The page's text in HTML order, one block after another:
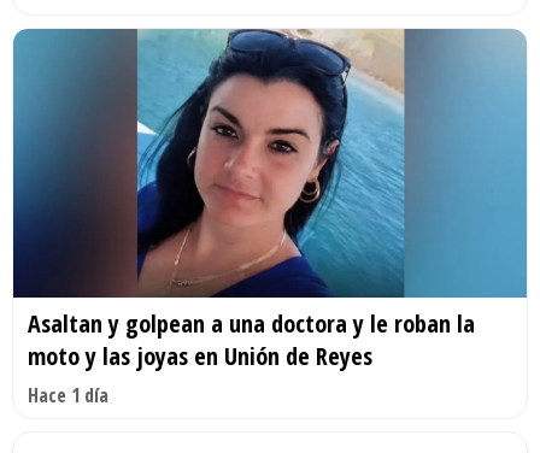
Asaltan y golpean a una doctora y le roban la
moto y las joyas en Unión de Reyes
Hace 1 día